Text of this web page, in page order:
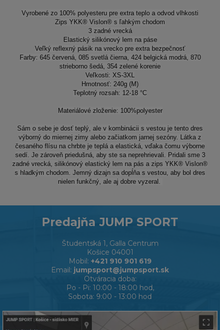
Vyrobené zo 100% polyesteru pre extra teplo a odvod vlhkosti
Zips YKK® Vislon® s ľahkým chodom
3 zadné vrecká
Elastický silikónový lem na páse
Veľký reflexný pásik na vrecko pre extra bezpečnosť
Farby: 645 červená, 085 svetlá čierna, 424 belgická modrá, 870
strieborno šedá, 354 zelené korenie
Veľkosti: XS-3XL
Hmotnosť: 240g (M)
Teplotný rozsah: 12-18 °C
Materiálové zloženie: 100%polyester
Sám o sebe je dosť teplý, ale v kombinácii s vestou je tento dres
výborný do miernej zimy alebo začiatkom jarnej sezóny. Látka z
česaného flísu na chrbte je teplá a elastická, vďaka čomu výborne
sedí. Je zároveň priedušná, aby ste sa neprehrievali. Pridali sme 3
zadné vrecká, silikónový elastický lem na pás a zips YKK® Vislon®
s hladkým chodom. Jemný dizajn sa dopĺňa s vestou, aby bol dres
nielen funkčný, ale aj dobre vyzeral.
Predajňa JUMP SPORT
Študentská 1, Galla Centrum
Košice 04001
Mobil: +421 910 901 619
Email: jumpsport@jumpsport.sk
Otváracia doba:
Po - Pi: 10:00 - 18:00 hod,
Sobota: 9:00 - 13:00 hod